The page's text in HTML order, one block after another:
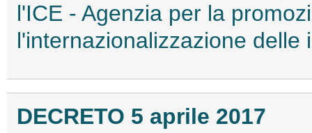
l'ICE - Agenzia per la
l'internazionalizzazione
DECRETO 5 aprile 2017